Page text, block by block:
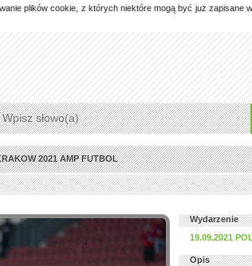
plików cookie, z których niektóre mogą być już zapisane
2021 AMP FUTBOL
Wydarzenie
19.09.2021
Opis